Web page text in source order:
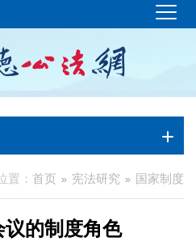
置： 首页 宪法研究 国家制度
的制度角色